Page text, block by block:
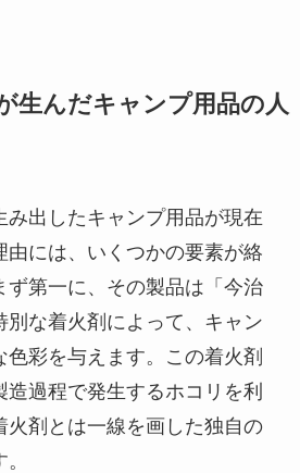
生んだキャンプ用品の人
み出したキャンプ用品が現在
由には、いくつかの要素が絡
ず第一に、その製品は「今治
別な着火剤によって、キャン
彩を与えます。この着火剤
過程で発生するホコリを利
火剤とは一線を画した独自の